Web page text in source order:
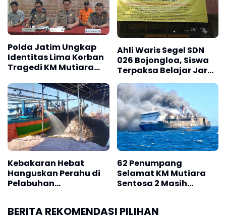
Polda Jatim Ungkap
Identitas Lima Korban
Tragedi KM Mutiara
Ahli Waris Segel SDN
026 Bojongloa, Siswa
Terpaksa Belajar Jarak
Jauh
Kebakaran Hebat
Hanguskan Perahu di
Pelabuhan
62 Penumpang
Selamat KM Mutiara
Sentosa 2 Masih
BERITA REKOMENDASI PILIHAN